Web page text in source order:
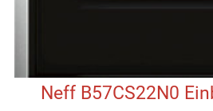
Neff B57CS22N0